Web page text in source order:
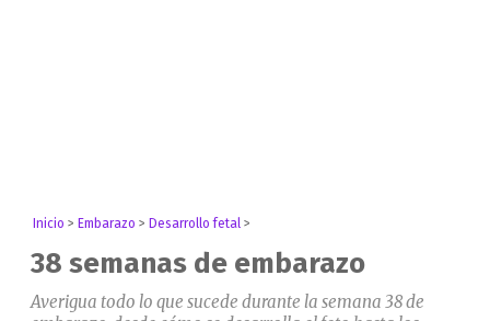
Inicio > Embarazo > Desarrollo fetal >
38 semanas de embarazo
Averigua todo lo que sucede durante la semana 38 de